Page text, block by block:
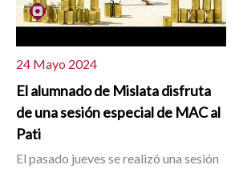
24 Mayo 2024
El alumnado de Mislata disfruta
de una sesión especial de MAC al
Pati
El pasado jueves se realizó una sesión